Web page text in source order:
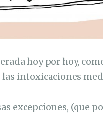
hoy por hoy,
intoxicaciones
excepciones, (que